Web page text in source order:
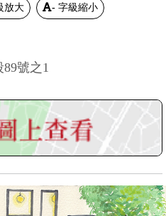
放大 - 字級縮小
號之1